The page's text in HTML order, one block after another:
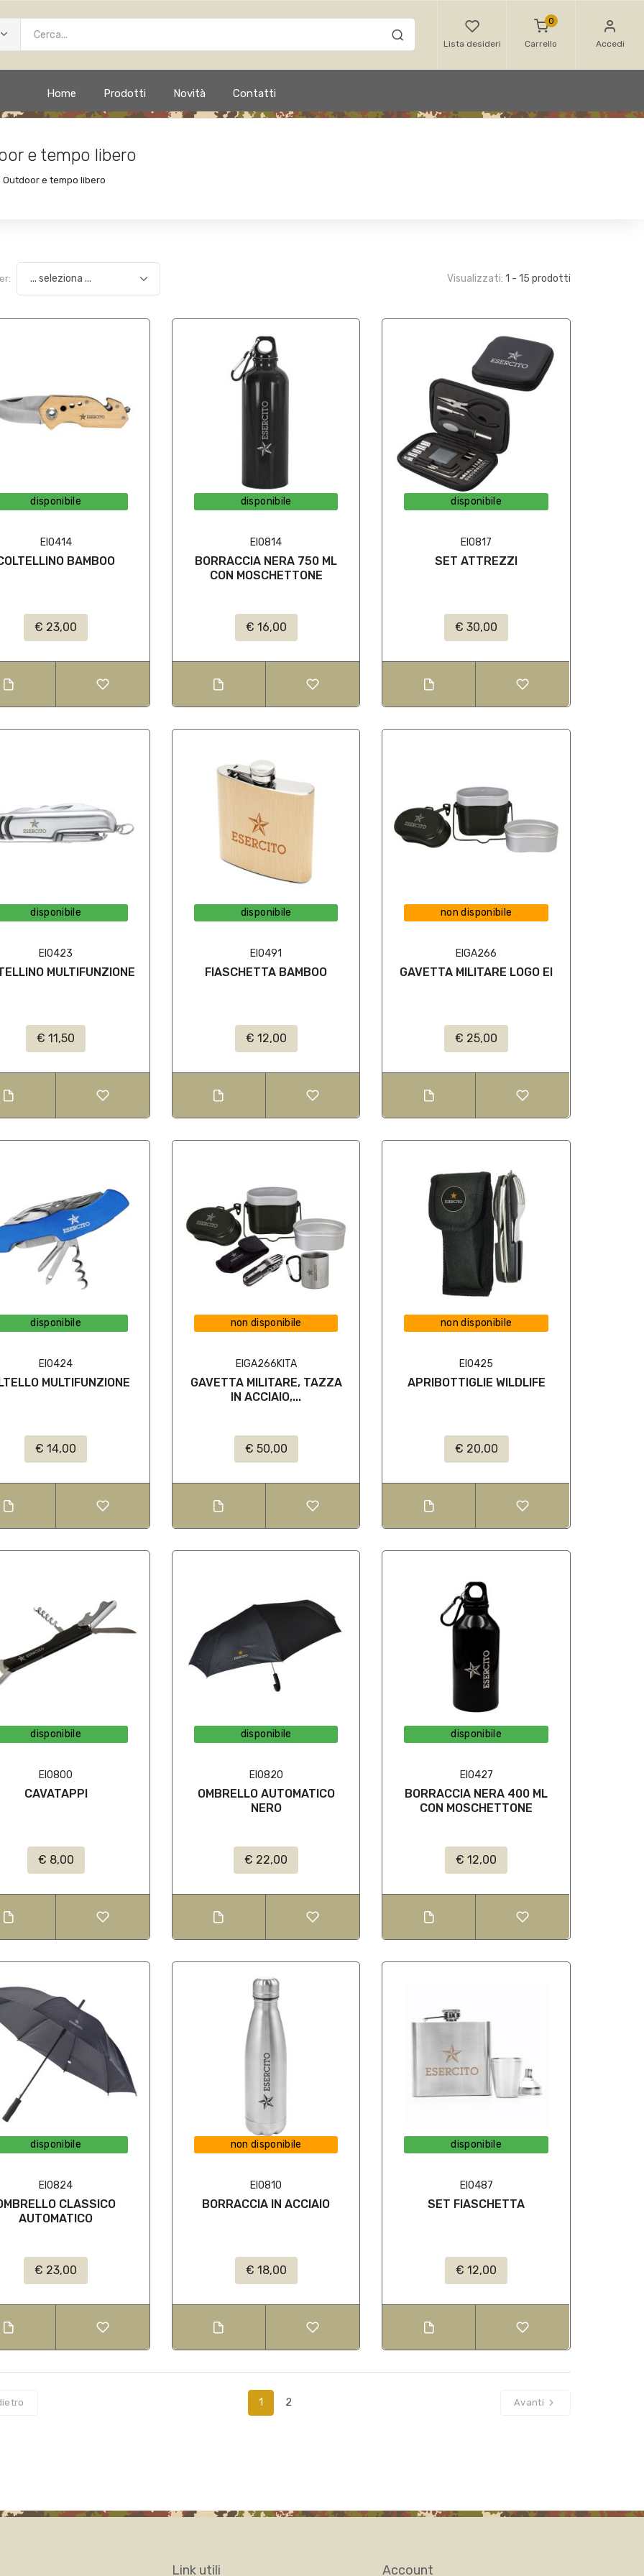
Lista desideri
0
Carrello Accedi
Home Prodotti Novità Contatti
e tempo libero
Outdoor e tempo libero
Visualizzati: 1 - 15 prodotti
disponibile
EI0414
BAMBOO
€ 23,00
disponibile
EI0814
BORRACCIA NERA 750 ML
CON MOSCHETTONE
€ 16,00
disponibile
EI0817
SET ATTREZZI
€ 30,00
disponibile
EI0423
MULTIFUNZIONE
€ 11,50
disponibile
EI0491
FIASCHETTA BAMBOO
€ 12,00
non disponibile
EIGA266
GAVETTA MILITARE LOGO EI
€ 25,00
disponibile
EI0424
MULTIFUNZIONE
€ 14,00
non disponibile
EIGA266KITA
GAVETTA MILITARE, TAZZA
IN ACCIAIO,...
€ 50,00
non disponibile
EI0425
APRIBOTTIGLIE WILDLIFE
€ 20,00
disponibile
EI0800
CAVATAPPI
€ 8,00
disponibile
EI0820
OMBRELLO AUTOMATICO
NERO
€ 22,00
disponibile
EI0427
BORRACCIA NERA 400 ML
CON MOSCHETTONE
€ 12,00
disponibile
EI0824
CLASSICO
AUTOMATICO
€ 23,00
non disponibile
EI0810
BORRACCIA IN ACCIAIO
€ 18,00
disponibile
EI0487
SET FIASCHETTA
€ 12,00
1 2 Avanti
Link utili Account